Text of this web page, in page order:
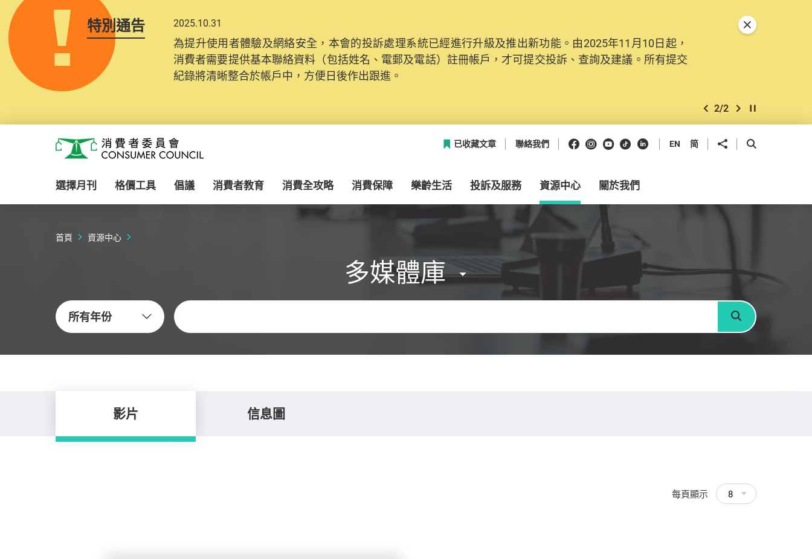
特別通告 2025.10.31
為提升使用者體驗及網絡安全，本會的投訴處理系統已經進行升級及推出新功能。由2025年11月10日起，
消費者需要提供基本聯絡資料（包括姓名、電郵及電話）註冊帳戶，才可提交投訴、查詢及建議。所有提交
紀錄將清晰整合於帳戶中，方便日後作出跟進。
上一個
2/2 下一個開始/暫停幻燈
關閉特別通告
消費者委員會
已收藏文章 聯絡我們 Facebook
Instagram
Youtube
抖音領英 EN 简 分享到 開啟搜尋框
選擇月刊 格價工具 倡議 消費者教育 消費全攻略 消費保障 樂齡生活 投訴及服務 資源中心 關於我們
首頁 資源中心
多媒體庫
所有年份
關鍵字
搜尋
影片 信息圖
每頁顯示 8